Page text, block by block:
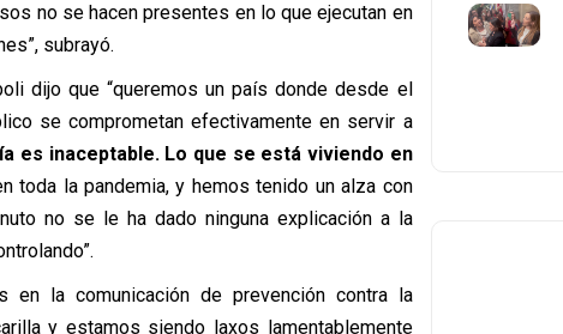
no se hacen presentes en lo que ejecutan en
subrayó.
dijo que “queremos un país donde desde el
se comprometan efectivamente en servir a
es inaceptable. Lo que se está viviendo en
toda la pandemia, y hemos tenido un alza con
no se le ha dado ninguna explicación a la
en la comunicación de prevención contra la
y estamos siendo laxos lamentablemente